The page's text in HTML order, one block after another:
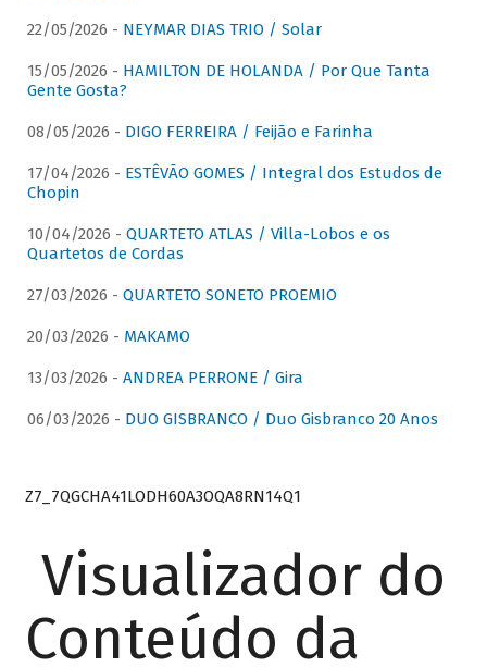
22/05/2026 - NEYMAR DIAS TRIO / Solar
15/05/2026 - HAMILTON DE HOLANDA / Por Que Tanta
Gente Gosta?
08/05/2026 - DIGO FERREIRA / Feijão e Farinha
17/04/2026 - ESTÊVÃO GOMES / Integral dos Estudos de
Chopin
10/04/2026 - QUARTETO ATLAS / Villa-Lobos e os
Quartetos de Cordas
27/03/2026 - QUARTETO SONETO PROEMIO
20/03/2026 - MAKAMO
13/03/2026 - ANDREA PERRONE / Gira
06/03/2026 - DUO GISBRANCO / Duo Gisbranco 20 Anos
Z7_7QGCHA41LODH60A3OQA8RN14Q1
Visualizador do
Conteúdo da